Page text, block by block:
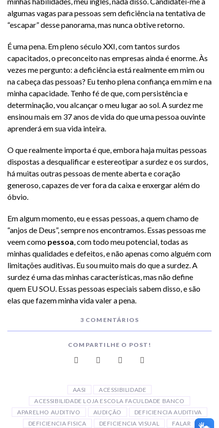
algumas vagas para pessoas sem deficiência na tentativa de
“escapar” desse panorama, mas nunca obtive retorno.
É uma pena. Em pleno século XXI, com tantos surdos
capacitados, o preconceito nas empresas ainda é enorme. Às
vezes me pergunto: a deficiência está realmente em mim ou
na cabeça das pessoas? Eu tenho plena confiança em mim e na
minha capacidade. Tenho fé de que, com persistência e
determinação, vou alcançar o meu lugar ao sol. A surdez me
ensinou mais em 37 anos de vida do que uma pessoa ouvinte
aprenderá em sua vida inteira.
O que realmente importa é que, embora haja muitas pessoas
dispostas a desqualificar e estereotipar a surdez e os surdos,
há muitas outras pessoas de mente aberta e coração
generoso, capazes de ver fora da caixa e enxergar além do
óbvio.
Em algum momento, eu e essas pessoas, a quem chamo de
“anjos de Deus”, sempre nos encontramos. Essas pessoas me
veem como pessoa, com todo meu potencial, todas as
minhas qualidades e defeitos, e não apenas como alguém com
limitações auditivas. Eu sou muito mais do que a surdez. A
surdez é uma das minhas características, mas não define
quem EU SOU. Essas pessoas especiais sabem disso, e são
elas que fazem minha vida valer a pena.
3 COMENTÁRIOS
COMPARTILHE O POST!
AASI
ACESSIBILIDADE
ACESSIBILIDADE LOJA ESCOLA FACULDADE BANCO
APARELHO AUDITIVO
AUDIÇÃO
DEFICIENCIA AUDITIVA
DEFICIENCIA FISICA
DEFICIENCIA VISUAL FALAR